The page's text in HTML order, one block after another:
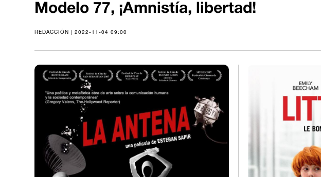
Modelo 77, ¡Amnistía, libertad!
REDACCIÓN | 2022-11-04 09:00